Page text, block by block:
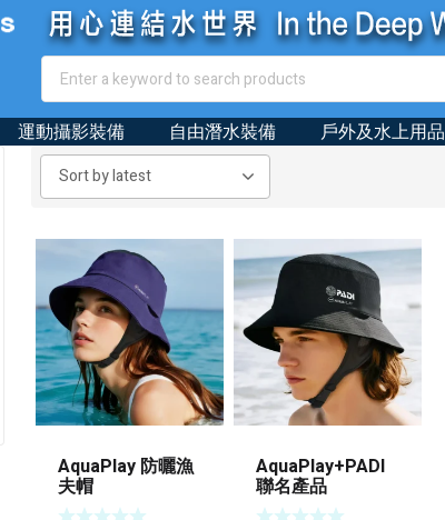
運動攝影裝備 自由潛水裝備 戶外及水上用品
AquaPlay 防曬漁
夫帽
AquaPlay+PADI
聯名產品